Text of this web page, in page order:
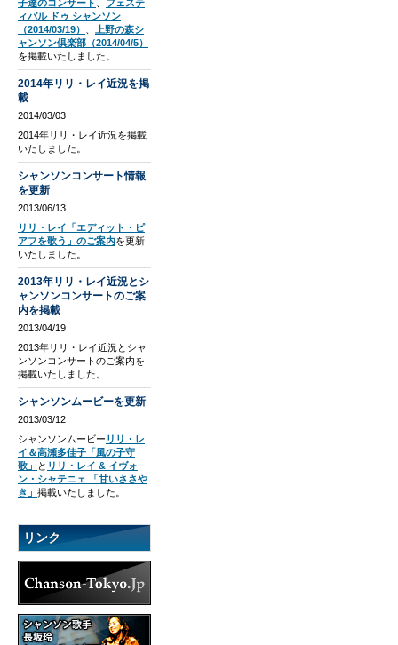
子達のコンサート
フェステ
ィバル ドゥ シャンソン
（2014/03/19）
上野の森シ
ャンソン倶楽部（2014/04/5）
を掲載いたしました。
2014年リリ・レイ近況を掲
載
2014/03/03
2014年リリ・レイ近況を掲載
いたしました。
シャンソンコンサート情報
を更新
2013/06/13
リリ・レイ「エディット・ピ
アフを歌う」のご案内を更新
いたしました。
2013年リリ・レイ近況とシ
ャンソンコンサートのご案
内を掲載
2013/04/19
2013年リリ・レイ近況とシャ
ンソンコンサートのご案内を
掲載いたしました。
シャンソンムービーを更新
2013/03/12
シャンソンムービー リリ・レ
イ＆高瀬多佳子「風の子守
歌」
と リリ・レイ & イヴォ
ン・シャテニェ 「甘いささや
き」 掲載いたしました。
リンク